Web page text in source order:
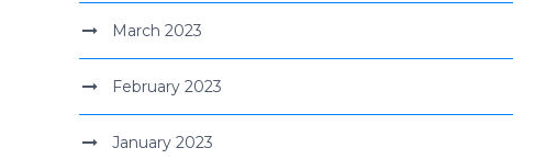
March 2023
February 2023
January 2023